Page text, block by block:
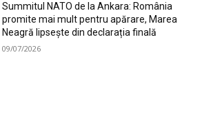
Summitul NATO de la Ankara: România
promite mai mult pentru apărare, Marea
Neagră lipsește din declarația finală
09/07/2026